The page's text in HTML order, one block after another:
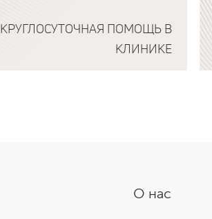
КРУГЛОСУТОЧНАЯ ПОМОЩЬ В
КЛИНИКЕ
О нас